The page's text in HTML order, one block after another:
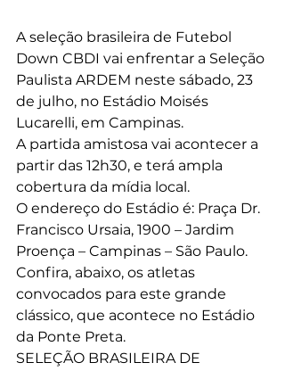
A seleção brasileira de Futebol
Down CBDI vai enfrentar a Seleção
Paulista ARDEM neste sábado, 23
de julho, no Estádio Moisés
Lucarelli, em Campinas.
A partida amistosa vai acontecer a
partir das 12h30, e terá ampla
cobertura da mídia local.
O endereço do Estádio é: Praça Dr.
Francisco Ursaia, 1900 – Jardim
Proença – Campinas – São Paulo.
Confira, abaixo, os atletas
convocados para este grande
clássico, que acontece no Estádio
da Ponte Preta.
SELEÇÃO BRASILEIRA DE